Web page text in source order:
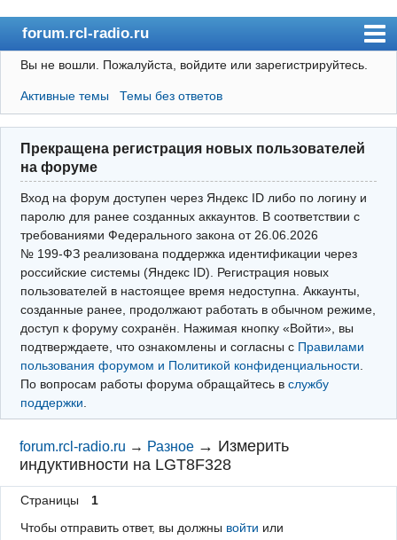
forum.rcl-radio.ru
rcl-radio.ru
Форум
Пользователи
Правила
Поиск
Вход(логин\пароль)
Войти через Яндекс ID
Выйти
Вы не вошли. Пожалуйста, войдите или зарегистрируйтесь.
Активные темы Темы без ответов
Прекращена регистрация новых пользователей
на форуме
Вход на форум доступен через Яндекс ID либо по логину и
паролю для ранее созданных аккаунтов. В соответствии с
требованиями Федерального закона от 26.06.2026
№ 199‑ФЗ реализована поддержка идентификации через
российские системы (Яндекс ID). Регистрация новых
пользователей в настоящее время недоступна. Аккаунты,
созданные ранее, продолжают работать в обычном режиме,
доступ к форуму сохранён. Нажимая кнопку «Войти», вы
подтверждаете, что ознакомлены и согласны с Правилами
пользования форумом и Политикой конфиденциальности
По вопросам работы форума обращайтесь в службу
поддержки
forum.rcl-radio.ru → Разное → Измерить
индуктивности на LGT8F328
Страницы
1
Чтобы отправить ответ, вы должны войти или